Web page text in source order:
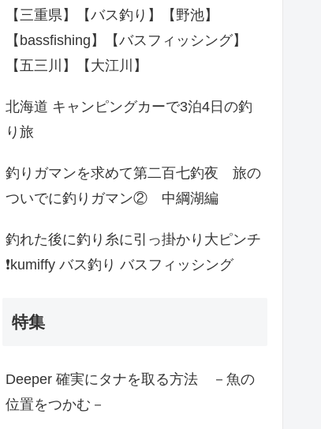
【三重県】【バス釣り】【野池】
【bassfishing】【バスフィッシング】
【五三川】【大江川】
北海道 キャンピングカーで3泊4日の釣
り旅
釣りガマンを求めて第二百七釣夜 旅の
ついでに釣りガマン② 中綱湖編
釣れた後に釣り糸に引っ掛かり大ピンチ
❗️kumiffy バス釣り バスフィッシング
特集
Deeper 確実にタナを取る方法 －魚の
位置をつかむ－